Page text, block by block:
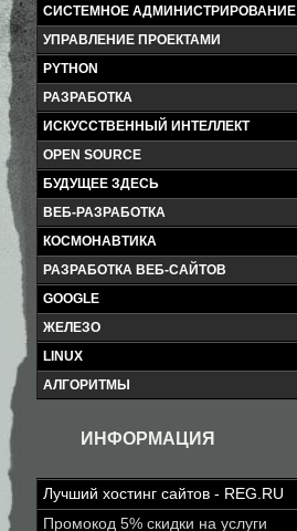
СИСТЕМНОЕ АДМИНИСТРИРОВАНИЕ
УПРАВЛЕНИЕ ПРОЕКТАМИ
PYTHON
РАЗРАБОТКА
ИСКУССТВЕННЫЙ ИНТЕЛЛЕКТ
OPEN SOURCE
БУДУЩЕЕ ЗДЕСЬ
ВЕБ-РАЗРАБОТКА
КОСМОНАВТИКА
РАЗРАБОТКА ВЕБ-САЙТОВ
GOOGLE
ЖЕЛЕЗО
LINUX
АЛГОРИТМЫ
ИНФОРМАЦИЯ
Лучший хостинг сайтов - REG.RU
Промокод 5% скидки на услуги